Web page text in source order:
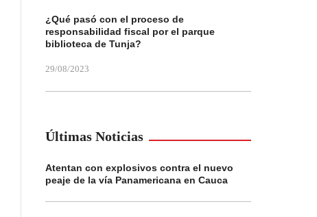
¿Qué pasó con el proceso de
responsabilidad fiscal por el parque
biblioteca de Tunja?
29/08/2023
Últimas Noticias
Atentan con explosivos contra el nuevo
peaje de la vía Panamericana en Cauca